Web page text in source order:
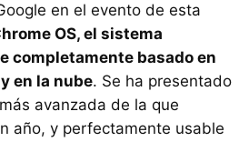
en el evento de esta
OS, el sistema
completamente basado en
en la nube. Se ha presentado
avanzada de la que
año, y perfectamente usable